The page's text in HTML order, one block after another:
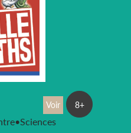
Voir 8+